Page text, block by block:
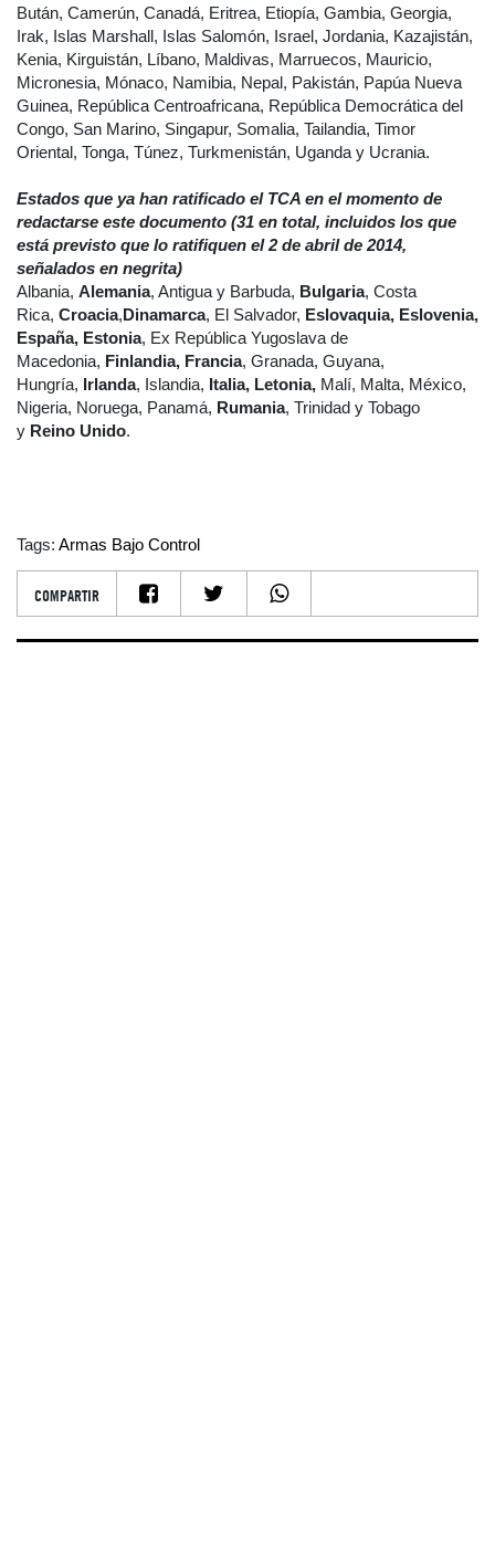
Bután, Camerún, Canadá, Eritrea, Etiopía, Gambia, Georgia,
Irak, Islas Marshall, Islas Salomón, Israel, Jordania, Kazajistán,
Kenia, Kirguistán, Líbano, Maldivas, Marruecos, Mauricio,
Micronesia, Mónaco, Namibia, Nepal, Pakistán, Papúa Nueva
Guinea, República Centroafricana, República Democrática del
Congo, San Marino, Singapur, Somalia, Tailandia, Timor
Oriental, Tonga, Túnez, Turkmenistán, Uganda y Ucrania.
Estados que ya han ratificado el TCA en el momento de
redactarse este documento (31 en total, incluidos los que
está previsto que lo ratifiquen el 2 de abril de 2014,
señalados en negrita)
Albania, Alemania, Antigua y Barbuda, Bulgaria, Costa
Rica, Croacia,Dinamarca, El Salvador, Eslovaquia, Eslovenia,
España, Estonia, Ex República Yugoslava de
Macedonia, Finlandia, Francia, Granada, Guyana,
Hungría, Irlanda, Islandia, Italia, Letonia, Malí, Malta, México,
Nigeria, Noruega, Panamá, Rumania, Trinidad y Tobago
y Reino Unido.
Tags: Armas Bajo Control
COMPARTIR